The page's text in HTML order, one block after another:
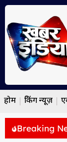
होम ब्रेकिंग न्यूज़
Breaking
पुलिस कस्टडी में